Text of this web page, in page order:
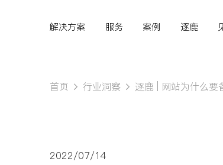
解决方案 服务 案例 逐鹿
首页 行业洞察 逐鹿 | 网站为什么要
2022/07/14
认真聆听您的需求